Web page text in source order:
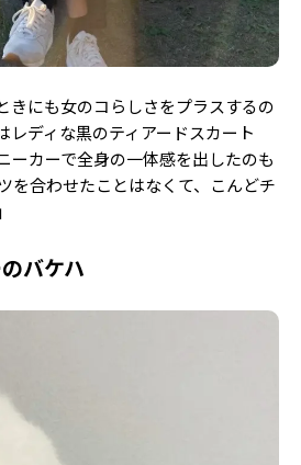
きにも女のコらしさをプラスするの
レディな黒のティアードスカート
ーカーで全身の一体感を出したのも
合わせたことはなくて、こんどチ
バケハ